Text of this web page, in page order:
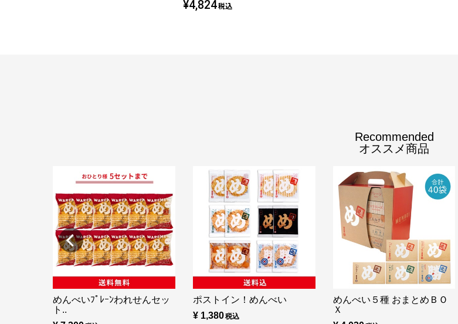
¥4,824税込
Recommended
オススメ商品
めんべいﾌﾟﾚｰﾝわれせんセッ
ト..
ポストイン！めんべい
¥ 1,380
めんべい５種 おまとめＢＯ
Ｘ